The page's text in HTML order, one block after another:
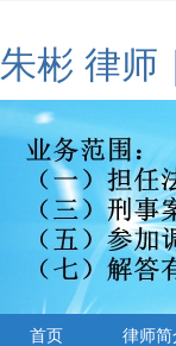
朱彬 律师
首页 律师简